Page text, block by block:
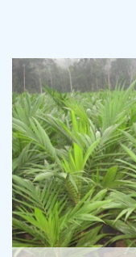
25 AUGUST